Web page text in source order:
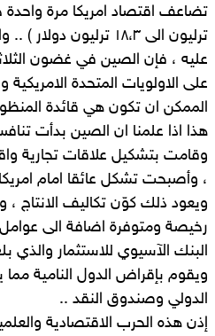
ترليون الى ١٨،٣ ترليون
عليه ، فإن الصين في غضون
على الاولويات المتحدة
الممكن ان تكون هي قائدة
هذا اذا علمنا ان الصين بدأت
وقامت بتشكيل علاقات تجارية
، وأصبحت تشكل عائقا امام
ويعود ذلك كوّن تكاليف الانتاج
رخيصة ومتوفرة اضافة الى
ويقوم بإقراض الدول النامية
الدولي وصندوق النقد ..
إذن هذه الحرب الاقتصادية